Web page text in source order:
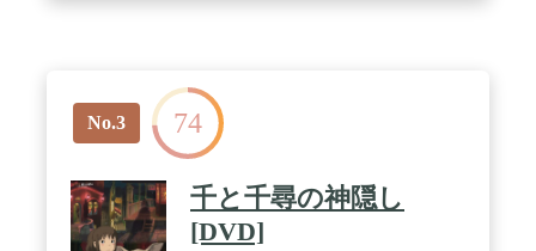
No.3 74
千と千尋の神隠し
[DVD]